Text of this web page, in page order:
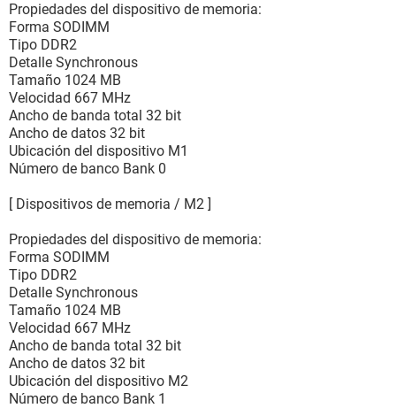
Propiedades del dispositivo de memoria:
Forma SODIMM
Tipo DDR2
Detalle Synchronous
Tamaño 1024 MB
Velocidad 667 MHz
Ancho de banda total 32 bit
Ancho de datos 32 bit
Ubicación del dispositivo M1
Número de banco Bank 0
[ Dispositivos de memoria / M2 ]
Propiedades del dispositivo de memoria:
Forma SODIMM
Tipo DDR2
Detalle Synchronous
Tamaño 1024 MB
Velocidad 667 MHz
Ancho de banda total 32 bit
Ancho de datos 32 bit
Ubicación del dispositivo M2
Número de banco Bank 1